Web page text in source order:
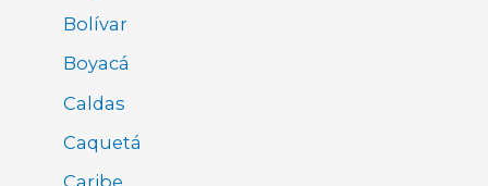
Bolívar
Boyacá
Caldas
Caquetá
Caribe